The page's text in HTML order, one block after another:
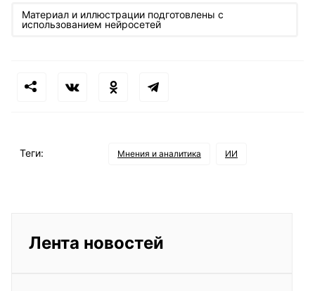
Материал и иллюстрации подготовлены с
использованием нейросетей
Теги: Мнения и аналитика ИИ
Лента новостей